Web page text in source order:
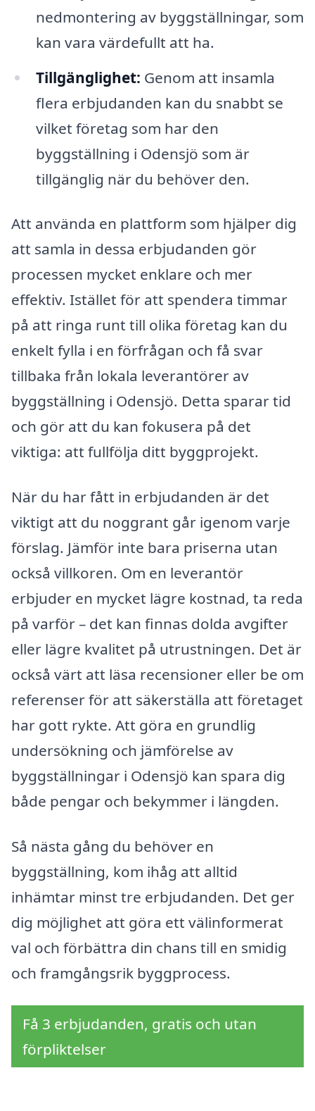
nedmontering av byggställningar, som
kan vara värdefullt att ha.
Tillgänglighet: Genom att insamla
flera erbjudanden kan du snabbt se
vilket företag som har den
byggställning i Odensjö som är
tillgänglig när du behöver den.
Att använda en plattform som hjälper dig
att samla in dessa erbjudanden gör
processen mycket enklare och mer
effektiv. Istället för att spendera timmar
på att ringa runt till olika företag kan du
enkelt fylla i en förfrågan och få svar
tillbaka från lokala leverantörer av
byggställning i Odensjö. Detta sparar tid
och gör att du kan fokusera på det
viktiga: att fullfölja ditt byggprojekt.
När du har fått in erbjudanden är det
viktigt att du noggrant går igenom varje
förslag. Jämför inte bara priserna utan
också villkoren. Om en leverantör
erbjuder en mycket lägre kostnad, ta reda
på varför – det kan finnas dolda avgifter
eller lägre kvalitet på utrustningen. Det är
också värt att läsa recensioner eller be om
referenser för att säkerställa att företaget
har gott rykte. Att göra en grundlig
undersökning och jämförelse av
byggställningar i Odensjö kan spara dig
både pengar och bekymmer i längden.
Så nästa gång du behöver en
byggställning, kom ihåg att alltid
inhämtar minst tre erbjudanden. Det ger
dig möjlighet att göra ett välinformerat
val och förbättra din chans till en smidig
och framgångsrik byggprocess.
Få 3 erbjudanden, gratis och utan
förpliktelser